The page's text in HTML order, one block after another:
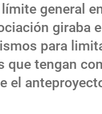
general
giraba
para
tengan
el